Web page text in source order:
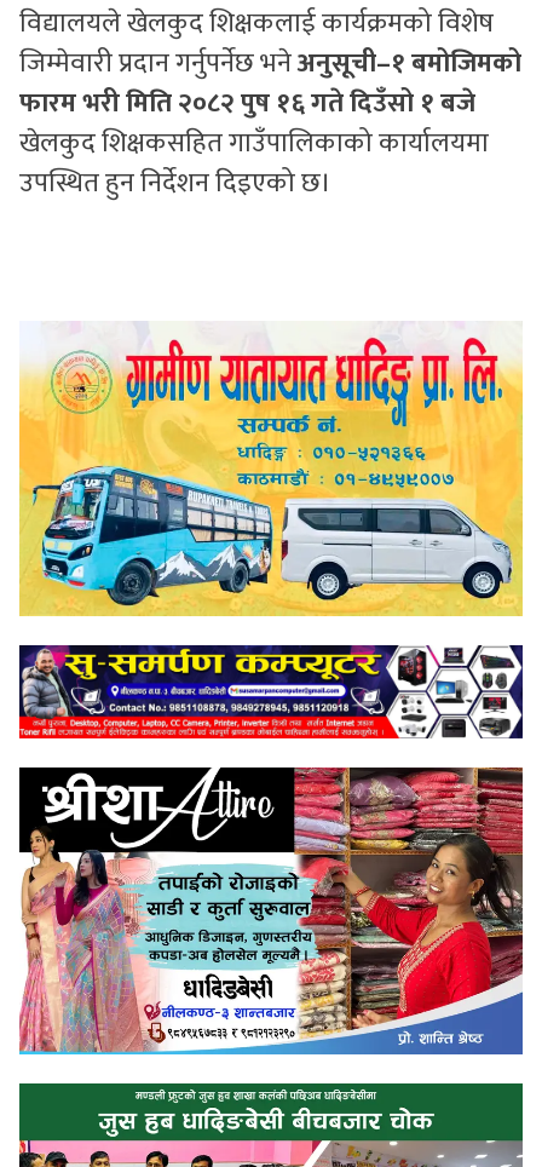
विद्यालयले खेलकुद शिक्षकलाई कार्यक्रमको विशेष
जिम्मेवारी प्रदान गर्नुपर्नेछ भनेअनुसूची–१ बमोजिमको
फारम भरी मिति २०८२ पुष १६ गते दिउँसो १ बजे
खेलकुद शिक्षकसहित गाउँपालिकाको कार्यालयमा
उपस्थित हुन निर्देशन दिइएको छ।